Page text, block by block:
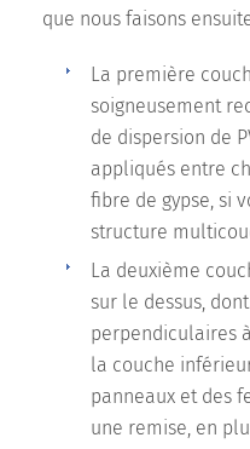
que nous faisons
La première
soigneusement
de dispersion de
appliqués entre
fibre de gypse, si
structure
La deuxième
sur le dessus,
perpendiculaires
la couche
panneaux et des
une remise, en